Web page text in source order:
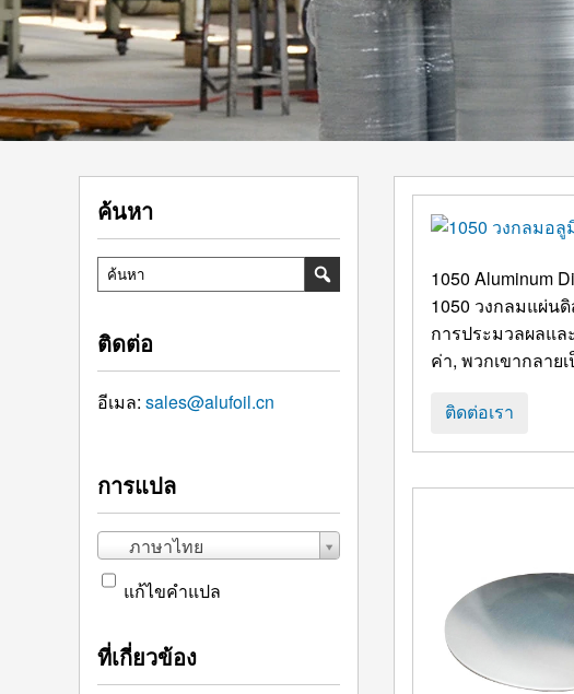
ค้นหา
ติดต่อ
อีเมล: sales@alufoil.cn
การแปล
ภาษาไทย
แก้ไขคำแปล
ที่เกี่ยวข้อง
1050 Aluminum
1050 วงกลมแผ่น
การประมวลผลแล
ค่า, พวกเขากลาย
ติดต่อเรา